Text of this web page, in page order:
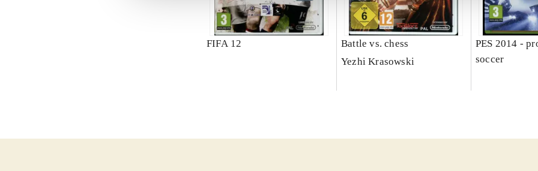
FIFA 12
Battle vs. chess
Yezhi Krasowski
PES 2014 -
soccer